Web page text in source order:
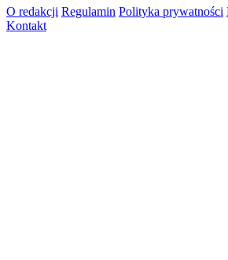
O redakcji Regulamin Polityka prywatności
Kontakt